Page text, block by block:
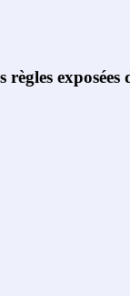
règles